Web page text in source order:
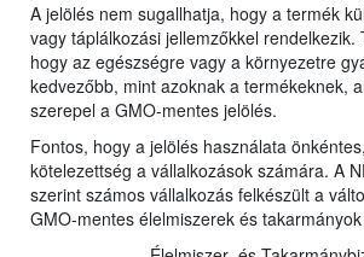
A jelölés nem sugallhatja, hogy a termék
vagy táplálkozási jellemzőkkel rendelkezik.
hogy az egészségre vagy a környezetre
kedvezőbb, mint azoknak a termékeknek,
szerepel a GMO-mentes jelölés.
Fontos, hogy a jelölés használata
kötelezettség a vállalkozások számára. A
szerint számos vállalkozás felkészült a
GMO-mentes élelmiszerek és